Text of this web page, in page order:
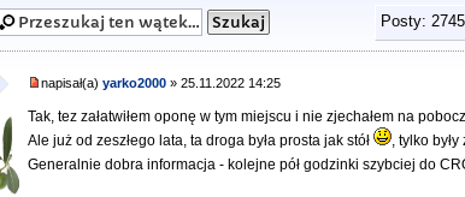
Posty: 2745
napisał(a)yarko2000 » 25.11.2022 14:25
Tak, tez załatwiłem oponę w tym miejscu i nie zjechałem na
Ale już od zeszłego lata, ta droga była prosta jak stół
, tylko
Generalnie dobra informacja - kolejne pół godzinki szybciej do